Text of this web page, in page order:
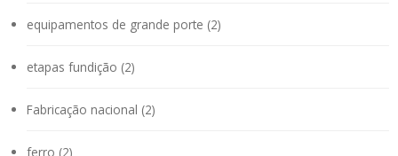
equipamentos de grande porte (2)
etapas fundição (2)
Fabricação nacional (2)
ferro (2)